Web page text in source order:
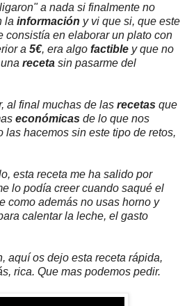
a nada si finalmente no
la información y vi que si, que este
consistía en elaborar un plato con
a 5€, era algo factible y que no
receta sin pasarme del
al final muchas de las recetas que
económicas de lo que nos
las hacemos sin este tipo de retos,
esta receta me ha salido por
lo podía creer cuando saqué el
como además no usas horno y
calentar la leche, el gasto
aquí os dejo esta receta rápida,
rica. Que mas podemos pedir.